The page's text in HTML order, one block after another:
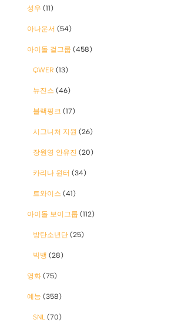
성우 (11)
아나운서 (54)
아이돌 걸그룹 (458)
QWER (13)
뉴진스 (46)
블랙핑크 (17)
시그니처 지원 (26)
장원영 안유진 (20)
카리나 윈터 (34)
트와이스 (41)
아이돌 보이그룹 (112)
방탄소년단 (25)
빅뱅 (28)
영화 (75)
예능 (358)
SNL (70)